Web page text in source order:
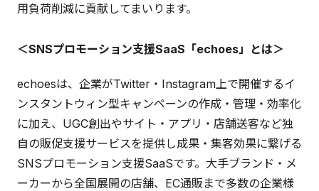
用負荷削減に貢献してまいります。
＜SNSプロモーション支援SaaS「echoes」とは＞
echoesは、企業がTwitter・Instagram上で開催するイ
ンスタントウィン型キャンペーンの作成・管理・効率化
に加え、UGC創出やサイト・アプリ・店舗送客など独
自の販促支援サービスを提供し成果・集客効果に繋げる
SNSプロモーション支援SaaSです。大手ブランド・メ
ーカーから全国展開の店舗、EC通販まで多数の企業様